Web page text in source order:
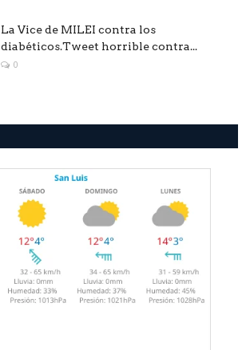
La Vice de MILEI contra los
diabéticos.Tweet horrible contra...
0